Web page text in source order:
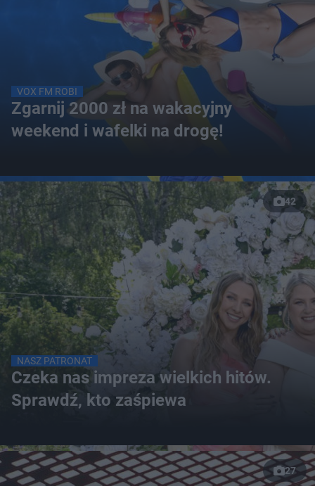
VOX FM ROBI
Zgarnij 2000 zł na wakacyjny
weekend i wafelki na drogę!
42
NASZ PATRONAT
Czeka nas impreza wielkich hitów.
Sprawdź, kto zaśpiewa
27